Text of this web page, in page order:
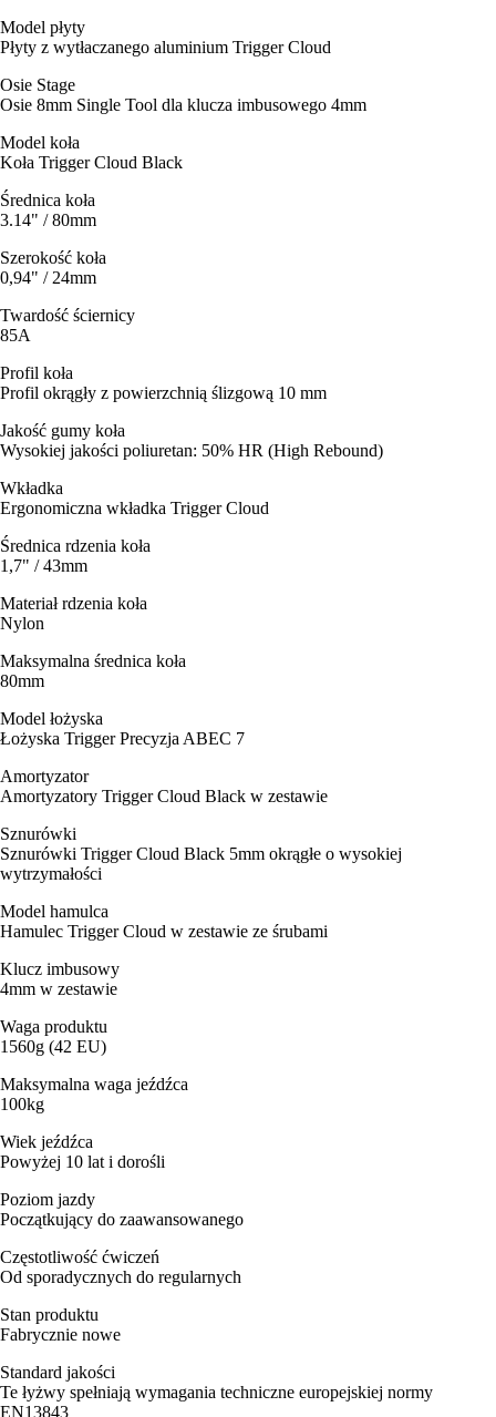
Model płyty
Płyty z wytłaczanego aluminium Trigger Cloud
Osie Stage
Osie 8mm Single Tool dla klucza imbusowego 4mm
Model koła
Koła Trigger Cloud Black
Średnica koła
3.14" / 80mm
Szerokość koła
0,94" / 24mm
Twardość ściernicy
85A
Profil koła
Profil okrągły z powierzchnią ślizgową 10 mm
Jakość gumy koła
Wysokiej jakości poliuretan: 50% HR (High Rebound)
Wkładka
Ergonomiczna wkładka Trigger Cloud
Średnica rdzenia koła
1,7" / 43mm
Materiał rdzenia koła
Nylon
Maksymalna średnica koła
80mm
Model łożyska
Łożyska Trigger Precyzja ABEC 7
Amortyzator
Amortyzatory Trigger Cloud Black w zestawie
Sznurówki
Sznurówki Trigger Cloud Black 5mm okrągłe o wysokiej
wytrzymałości
Model hamulca
Hamulec Trigger Cloud w zestawie ze śrubami
Klucz imbusowy
4mm w zestawie
Waga produktu
1560g (42 EU)
Maksymalna waga jeźdźca
100kg
Wiek jeźdźca
Powyżej 10 lat i dorośli
Poziom jazdy
Początkujący do zaawansowanego
Częstotliwość ćwiczeń
Od sporadycznych do regularnych
Stan produktu
Fabrycznie nowe
Standard jakości
Te łyżwy spełniają wymagania techniczne europejskiej normy
EN13843